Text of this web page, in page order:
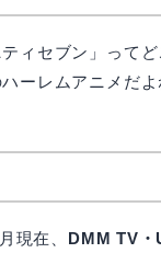
ティセブン」って
ーレムアニメだよ
現在、 DMM TV